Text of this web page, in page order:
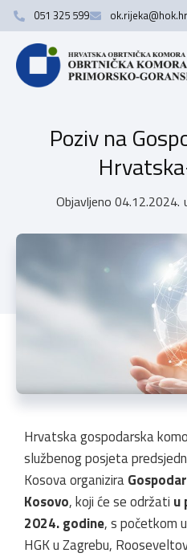
051 325 599 ok.rijeka@hok.hr
Poziv na
Objavljeno 04.12.2024.
Hrvatska gospodarska
službenog posjeta
Kosova organizira
Kosovo, koji će se održati u
2024. godine, s početkom u
HGK u Zagrebu,